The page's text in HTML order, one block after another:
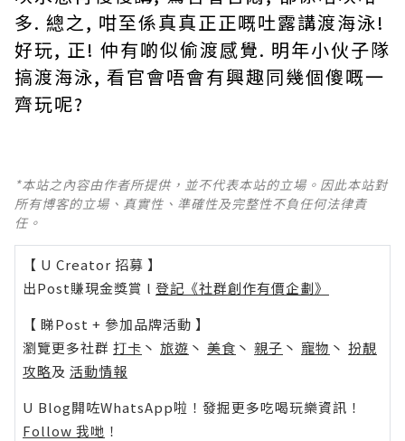
多. 總之, 咁至係真真正正嘅吐露講渡海泳!
好玩, 正! 仲有啲似偷渡感覺. 明年小伙子隊
搞渡海泳, 看官會唔會有興趣同幾個傻嘅一
齊玩呢?
*本站之內容由作者所提供，並不代表本站的立場。因此本站對
所有博客的立場、真實性、準確性及完整性不負任何法律責
任。
【 U Creator 招募 】
出Post賺現金獎賞 l 登記《社群創作有價企劃》
【 睇Post + 參加品牌活動 】
瀏覽更多社群 打卡 丶 旅遊 丶 美食 丶 親子 丶 寵物 丶 扮靚
攻略及 活動情報
U Blog開咗WhatsApp啦！發掘更多吃喝玩樂資訊！
Follow 我哋 ！